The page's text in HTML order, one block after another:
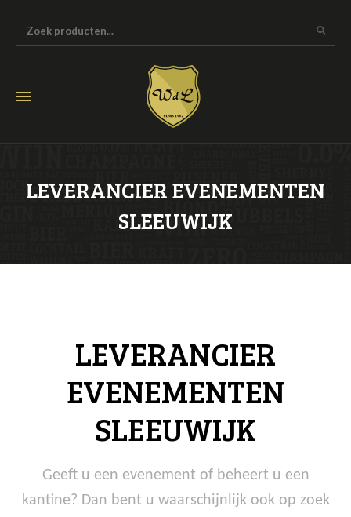
LEVERANCIER EVENEMENTEN
SLEEUWIJK
LEVERANCIER
EVENEMENTEN
SLEEUWIJK
Geeft u een evenement of beheert u een
kantine? Dan bent u waarschijnlijk ook op zoek